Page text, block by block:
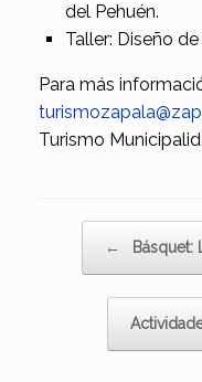
del Pehuén.
Taller: Diseño
Para más
Turismo
← Básquet: